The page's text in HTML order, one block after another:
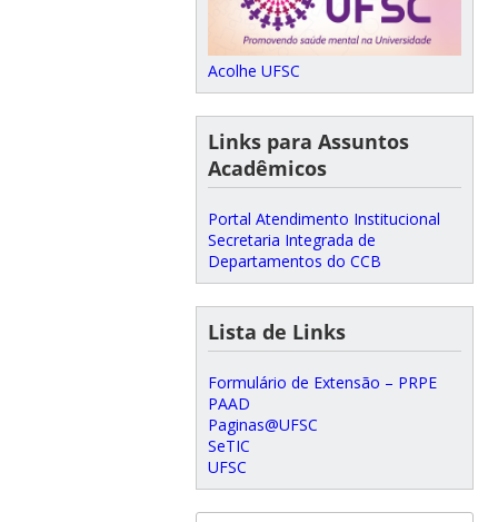
Acolhe UFSC
Links para Assuntos
Acadêmicos
Portal Atendimento Institucional
Secretaria Integrada de
Departamentos do CCB
Lista de Links
Formulário de Extensão – PRPE
PAAD
Paginas@UFSC
SeTIC
UFSC